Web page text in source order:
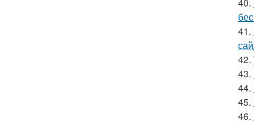
41.
42.
43.
44.
45.
46.